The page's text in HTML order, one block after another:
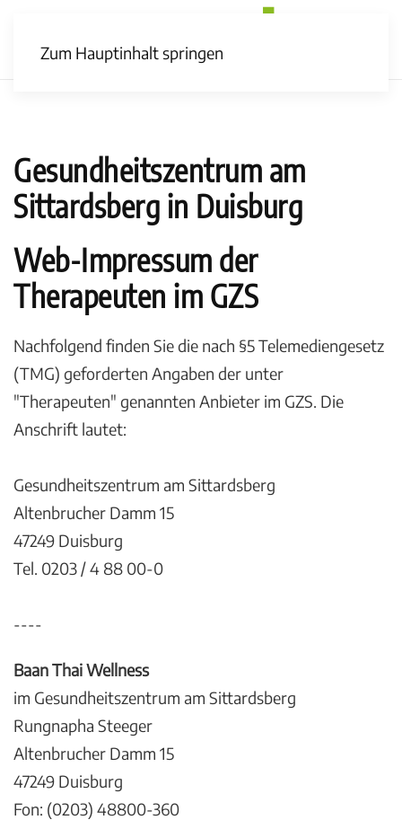
Zum Hauptinhalt springen
Gesundheits­zentrum am
Sittardsberg in Duisburg
Web-Impressum der
Therapeuten im GZS
Nachfolgend finden Sie die nach §5 Telemediengesetz
(TMG) geforderten Angaben der unter
"Therapeuten" genannten Anbieter im GZS. Die
Anschrift lautet:
Gesundheitszentrum am Sittardsberg
Altenbrucher Damm 15
47249 Duisburg
Tel. 0203 / 4 88 00-0
----
Baan Thai Wellness
im Gesundheitszentrum am Sittardsberg
Rungnapha Steeger
Altenbrucher Damm 15
47249 Duisburg
Fon: (0203) 48800-360